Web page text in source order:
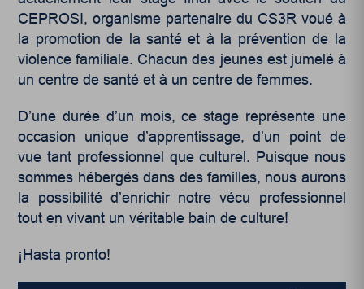
CEPROSI, organisme partenaire du CS3R voué à
la promotion de la santé et à la prévention de la
violence familiale. Chacun des jeunes est jumelé à
un centre de santé et à un centre de femmes.
D’une durée d’un mois, ce stage représente une
occasion unique d’apprentissage, d’un point de
vue tant professionnel que culturel. Puisque nous
sommes hébergés dans des familles, nous aurons
la possibilité d’enrichir notre vécu professionnel
tout en vivant un véritable bain de culture!
¡Hasta pronto!